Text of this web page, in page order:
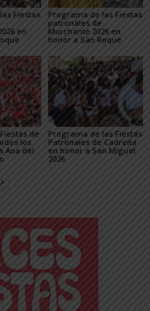
Fiestas
en
Programa de las Fiestas
patronales de
Murchante 2026 en
honor a San Roque
de
los
Ana del
Programa de las Fiestas
Patronales de Cadreita
en honor a San Miguel
2026